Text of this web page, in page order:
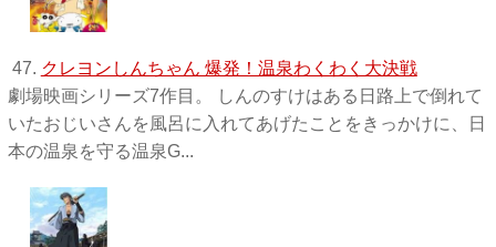
47. クレヨンしんちゃん 爆発！温泉わくわく大決戦
劇場映画シリーズ7作目。 しんのすけはある日路上で倒れて
いたおじいさんを風呂に入れてあげたことをきっかけに、日
本の温泉を守る温泉G...